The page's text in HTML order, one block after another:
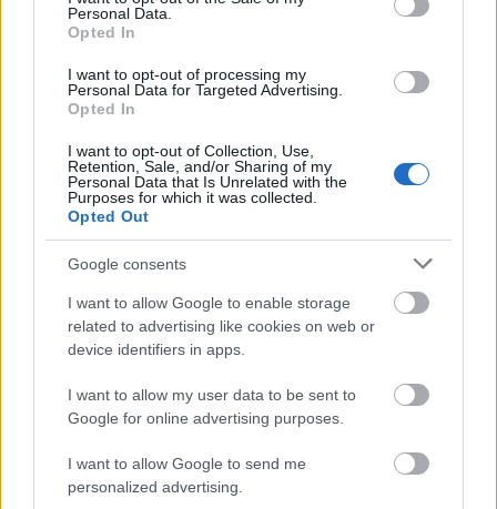
Personal Data.
Opted In
I want to opt-out of processing my
Personal Data for Targeted Advertising.
Opted In
I want to opt-out of Collection, Use,
Retention, Sale, and/or Sharing of my
Personal Data that Is Unrelated with the
Purposes for which it was collected.
Opted Out
Google consents
I want to allow Google to enable storage
related to advertising like cookies on web or
device identifiers in apps.
I want to allow my user data to be sent to
Google for online advertising purposes.
I want to allow Google to send me
personalized advertising.
csomópont épül Angyalföldön
Másfélszeresére bővítik
Hódmezővásárhely jó hírű református
Látványos építési szakasz indult be a
Flórián téri felüljárón
HÍRLEVÉL